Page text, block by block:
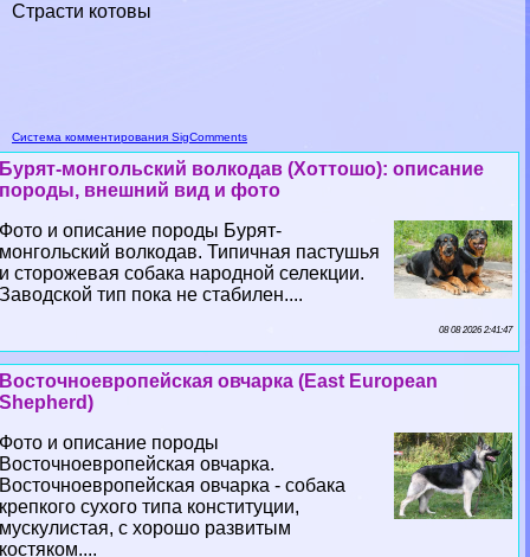
Страсти котовы
Система комментирования SigComments
Бурят-монгольский волкодав (Хоттошо): описание
породы, внешний вид и фото
Фото и описание породы Бурят-
монгольский волкодав. Типичная пастушья
и сторожевая собака народной селекции.
Заводской тип пока не стабилен....
08 08 2026 2:41:47
Восточноевропейская овчарка (East European
Shepherd)
Фото и описание породы
Восточноевропейская овчарка.
Восточноевропейская овчарка - собака
крепкого сухого типа конституции,
мускулистая, с хорошо развитым
костяком....